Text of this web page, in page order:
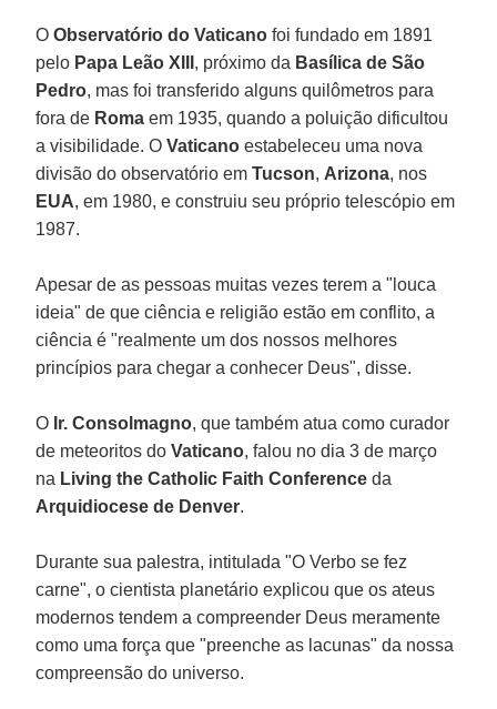
OObservatório do Vaticanofoi fundado em 1891
pelo Papa Leão XIII , próximo da Basílica de São
Pedro, mas foi transferido alguns quilômetros para
fora de Romaem 1935, quando a poluição dificultou
a visibilidade. OVaticanoestabeleceu uma nova
divisão do observatório emTucson, Arizona, nos
EUA, em 1980, e construiu seu próprio telescópio em
1987.
Apesar de as pessoas muitas vezes terem a "louca
ideia" de que ciência e religião estão em conflito, a
ciência é "realmente um dos nossos melhores
princípios para chegar a conhecer Deus", disse.
O Ir. Consolmagno, que também atua como curador
de meteoritos doVaticano, falou no dia 3 de março
na Living the Catholic Faith Conferenceda
Arquidiocese de Denver.
Durante sua palestra, intitulada "O Verbo se fez
carne", o cientista planetário explicou que os ateus
modernos tendem a compreender Deus meramente
como uma força que "preenche as lacunas" da nossa
compreensão do universo.